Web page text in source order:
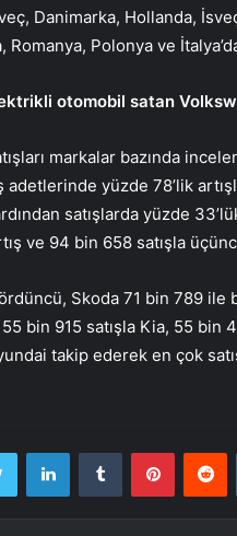
Danimarka, Hollanda,
Romanya, Polonya ve
otomobil satan
markalar bazında
adetlerinde yüzde 78’lik
satışlarda yüzde
ve 94 bin 658 satışla
Skoda 71 bin 789 ile
bin 915 satışla Kia, 55
takip ederek en çok
Twitter LinkedInTumblr Pinterest